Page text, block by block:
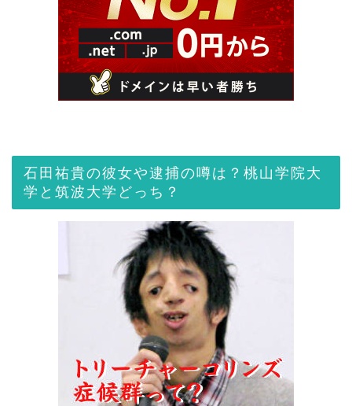
石田祐貴の彼女や逮捕の噂は？桃山学院大
学と筑波大学どっち？